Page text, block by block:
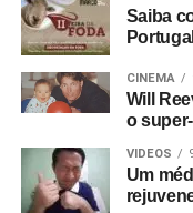
Saiba
Portugal
CINEMA
Will
o
VIDEOS
Um